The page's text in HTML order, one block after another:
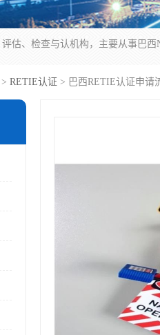
> RETIE认证 > 巴西RETIE认证申请